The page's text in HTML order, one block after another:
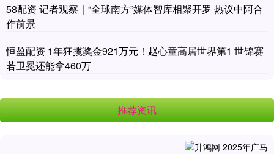
58配资 记者观察｜“全球南方”媒体智库相聚开罗 热议中阿合
作前景
恒盈配资 1年狂揽奖金921万元！赵心童高居世界第1 世锦赛
若卫冕还能拿460万
推荐资讯